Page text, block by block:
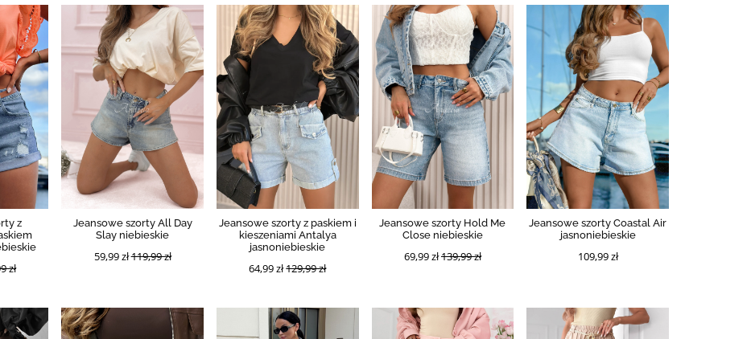
z
zł
Jeansowe szorty All Day
Slay niebieskie
59,99 zł119,99 zł
Jeansowe szorty z paskiem i
kieszeniami Antalya
jasnoniebieskie
64,99 zł129,99 zł
Jeansowe szorty Hold Me
Close niebieskie
69,99 zł139,99 zł
Jeansowe szorty Coastal Air
jasnoniebieskie
109,99 zł